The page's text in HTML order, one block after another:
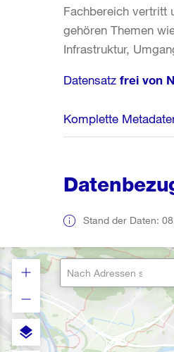
Fachbereich vertritt
gehören Themen
Infrastruktur,
Datensatz frei von
Komplette
Stand der Daten:
layers